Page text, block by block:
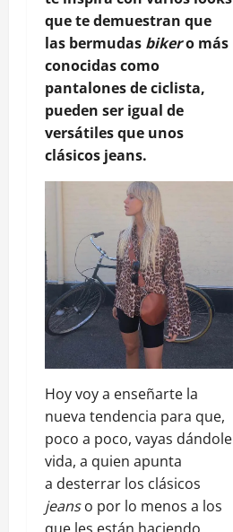
que te demuestran que
las bermudas bikero más
conocidas como
pantalones de ciclista,
pueden ser igual de
versátiles que unos
clásicos jeans.
Hoy voy a enseñarte la
nueva tendencia para que,
poco a poco, vayas dándole
vida, a quien apunta
a desterrar los clásicos
jeanso por lo menos a los